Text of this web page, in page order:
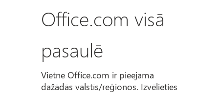
Office.com visā
pasaulē
Vietne Office.com ir pieejama
dažādās valstīs/reģionos. Izvēlieties